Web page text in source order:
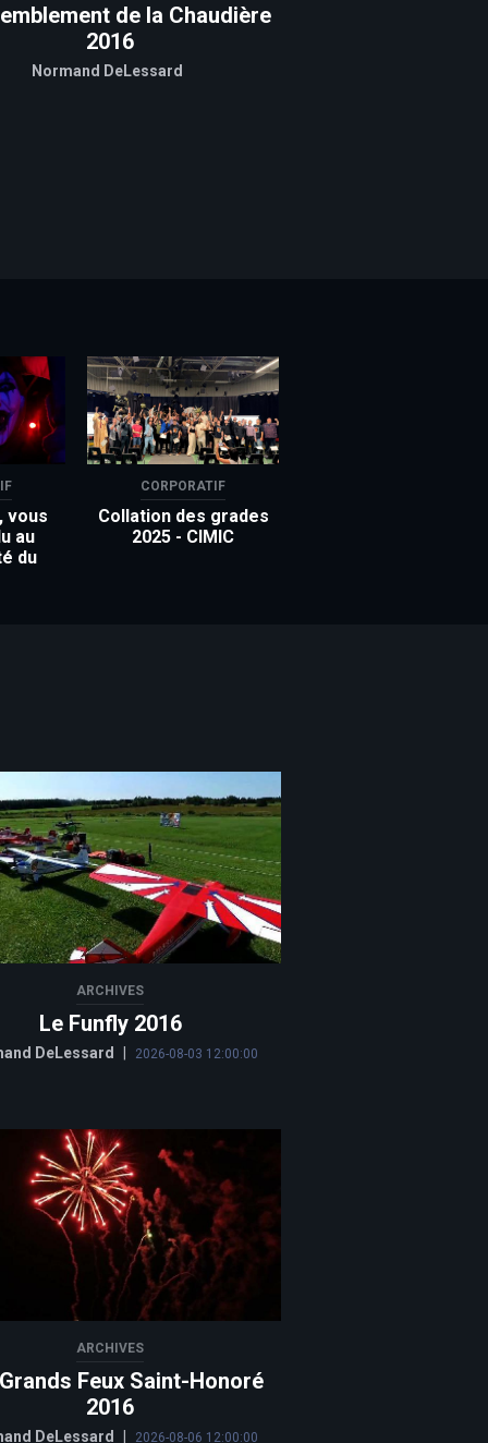
de la Chaudière
2016
Normand DeLessard
vous
au
du
CORPORATIF
Collation des grades
2025 - CIMIC
ARCHIVES
Le Funfly 2016
DeLessard 2026-08-03 12:00:00
ARCHIVES
Feux Saint-Honoré
2016
DeLessard 2026-08-06 12:00:00